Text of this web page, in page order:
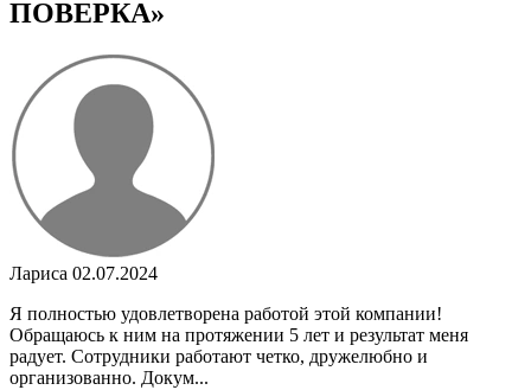
ПОВЕРКА»
Лариса 02.07.2024
Я полностью удовлетворена работой этой компании!
Обращаюсь к ним на протяжении 5 лет и результат меня
радует. Сотрудники работают четко, дружелюбно и
организованно. Докум...